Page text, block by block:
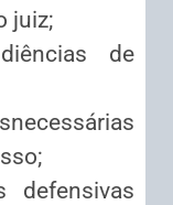
juiz;
de
defensivas